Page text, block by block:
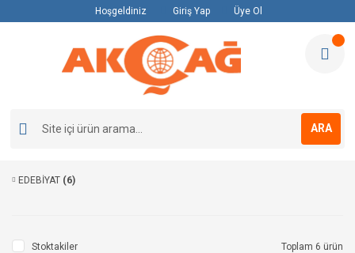
Hoşgeldiniz Giriş Yap Üye Ol
ARA
EDEBİYAT (6)
Stoktakiler Toplam 6 ürün